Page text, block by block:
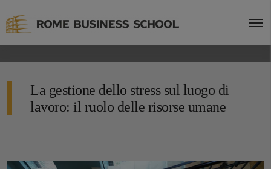
La gestione dello stress sul luogo di
lavoro: il ruolo delle risorse umane